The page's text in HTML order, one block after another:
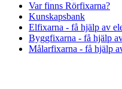
Var finns Rörfixarna?
Kunskapsbank
Elfixarna - få hjälp av
Byggfixarna - få hjälp
Målarfixarna - få hjälp